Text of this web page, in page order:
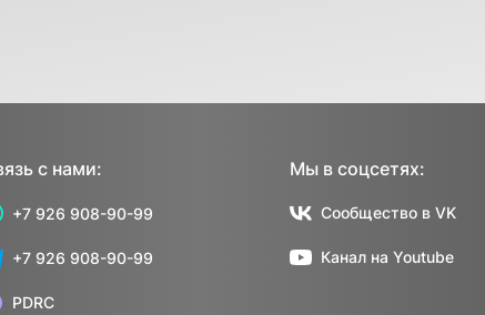
с нами:
+7 926 908-90-99
+7 926 908-90-99
PDRC
Мы в соцсетях:
Сообщество в VK
Канал на Youtube